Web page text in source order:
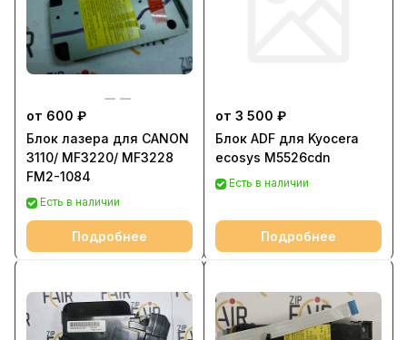
от 600 ₽
Блок лазера для CANON
3110/ MF3220/ MF3228
FM2-1084
Есть в наличии
Подробнее
от 3 500 ₽
Блок ADF для Kyocera
ecosys M5526cdn
Есть в наличии
Подробнее